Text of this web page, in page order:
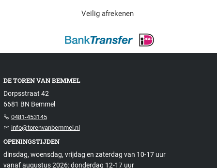
Veilig afrekenen
DE TOREN VAN BEMMEL
Dorpsstraat 42
6681 BN Bemmel
0481-453145
info@torenvanbemmel.nl
OPENINGSTIJDEN
dinsdag, woensdag, vrijdag en zaterdag van 10-17 uur
vanaf augustus 2026: donderdag 12-17 uur